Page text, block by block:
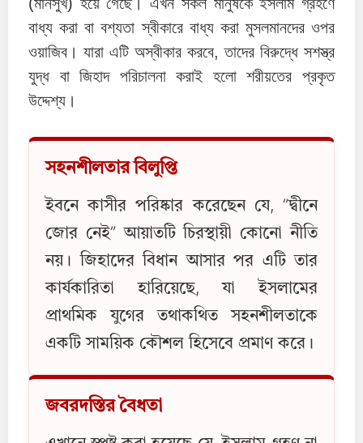
বাধ্য করা বা বশ্যতা স্বীকারে বাধ্য করা মুসলমানদের ওপর
ওয়াজিব। যারা এটি অস্বীকার করবে, তাদের বিরুদ্ধে সশস্ত্র
যুদ্ধ বা জিহাদ পরিচালনা করাই হলো শরীয়তের প্রকৃত
উদ্দেশ্য।
সহনশীলতার বিলুপ্তি
ইবনে কাসীর পরিষ্কার করেছেন যে, “দ্বীনে
জোর নেই” আয়াতটি চিরস্থায়ী কোনো নীতি
নয়। জিহাদের বিধান আসার পর এটি তার
কার্যকারিতা হারিয়েছে, যা ইসলামের
প্রাথমিক যুগের তথাকথিত সহনশীলতাকে
একটি সাময়িক কৌশল হিসেবে প্রমাণ করে।
জবরদস্তির বৈধতা